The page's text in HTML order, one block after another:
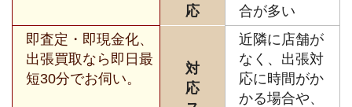
応
合が多い
即査定・即現金化、
出張買取なら即日最
短30分でお伺い。
対
応
近隣に店舗が
なく、出張対
応に時間がか
かる場合や、